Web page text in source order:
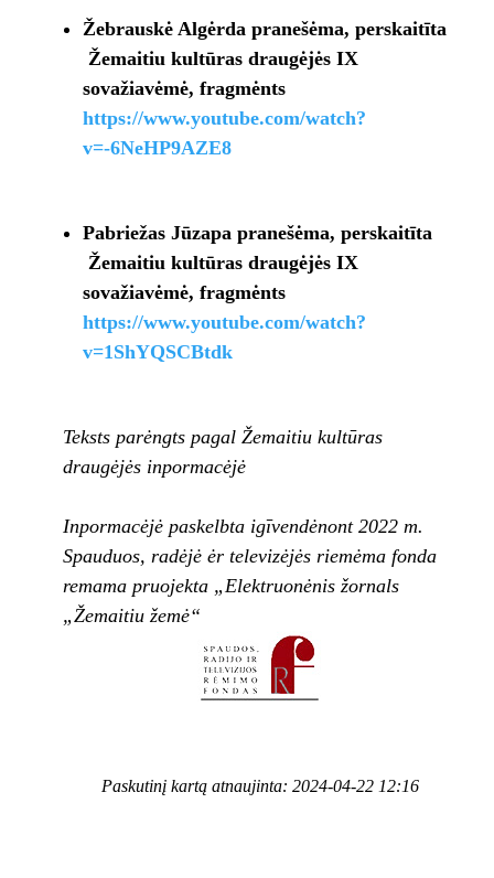
Žebrauskė Algėrda pranešėma, perskaitīta
Žemaitiu kultūras draugėjės IX
sovažiavėmė, fragmėnts
https://www.youtube.com/watch?
v=-6NeHP9AZE8
Pabriežas Jūzapa pranešėma, perskaitīta
Žemaitiu kultūras draugėjės IX
sovažiavėmė, fragmėnts
https://www.youtube.com/watch?
v=1ShYQSCBtdk
Teksts parėngts pagal Žemaitiu kultūras
draugėjės inpormacėjė
Inpormacėjė paskelbta igīvendėnont 2022 m.
Spauduos, radėjė ėr televizėjės riemėma fonda
remama pruojekta „Elektruonėnis žornals
„Žemaitiu žemė“
Paskutinį kartą atnaujinta: 2024-04-22 12:16